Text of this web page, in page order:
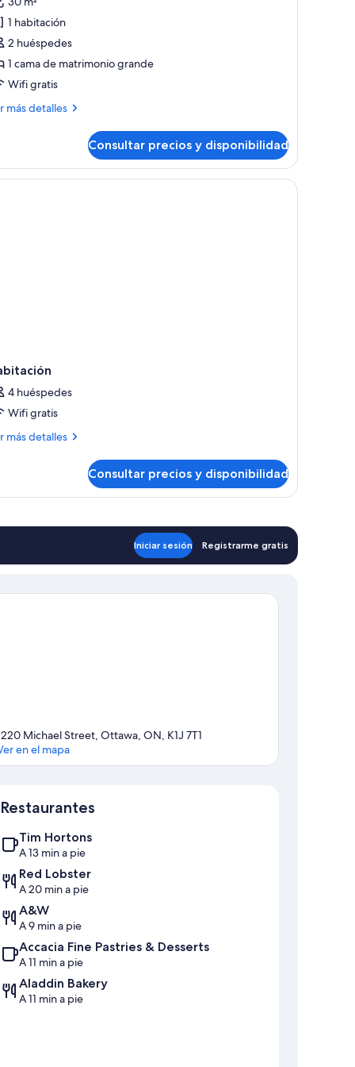
1 habitación
2 huéspedes
1 cama de matrimonio grande
Wifi gratis
más detalles
Consultar precios y disponibilidad
4 huéspedes
Wifi gratis
más detalles
Consultar precios y disponibilidad
Iniciar sesión Registrarme gratis
Michael Street, Ottawa, ON, K1J 7T1
en el mapa
Restaurantes
Tim Hortons
A 13 min a pie
Red Lobster
A 20 min a pie
A&W
A 9 min a pie
Accacia Fine Pastries & Desserts
A 11 min a pie
Aladdin Bakery
A 11 min a pie